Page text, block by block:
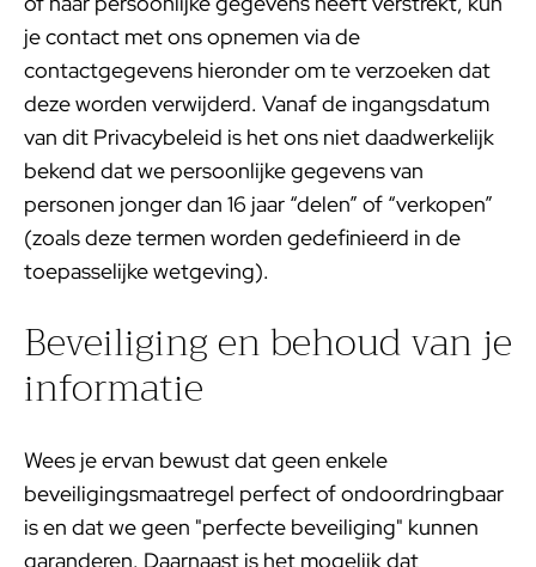
je contact met ons opnemen via de
contactgegevens hieronder om te verzoeken dat
deze worden verwijderd. Vanaf de ingangsdatum
van dit Privacybeleid is het ons niet daadwerkelijk
bekend dat we persoonlijke gegevens van
personen jonger dan 16 jaar “delen” of “verkopen”
(zoals deze termen worden gedefinieerd in de
toepasselijke wetgeving).
Beveiliging en behoud van je
informatie
Wees je ervan bewust dat geen enkele
beveiligingsmaatregel perfect of ondoordringbaar
is en dat we geen "perfecte beveiliging" kunnen
garanderen. Daarnaast is het mogelijk dat